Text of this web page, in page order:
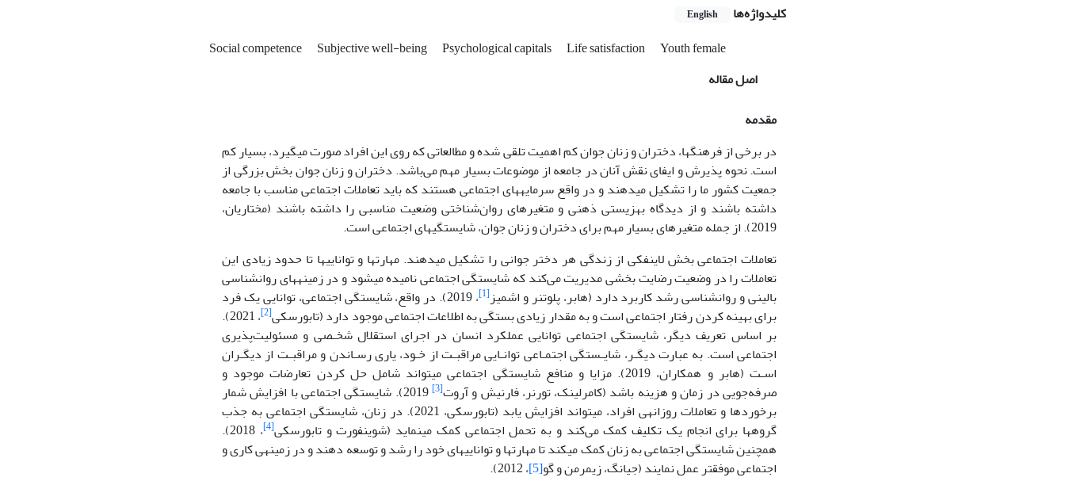
کلیدواژه‌ها English
Social competence Subjective well-being Psychological capitals Life satisfaction
Youth female
اصل مقاله
مقدمه
در برخی از فرهنگ­ها، دختران و زنان جوان کم ‌اهمیت تلقی شده و مطالعاتی که روی این افراد صورت می­گیرد، بسیار کم
است. نحوه پذیرش و ایفای نقش آنان در جامعه از موضوعات بسیار مهم می‌باشد. دختران و زنان جوان بخش بزرگی از
جمعیت کشور ما را تشکیل می­دهند و در واقع سرمایه­های اجتماعی هستند که باید تعاملات اجتماعی مناسب با جامعه
داشته باشند و از دیدگاه بهزیستی ذهنی و متغیرهای روان‌شناختی وضعیت مناسبی را داشته باشند (مختاریان،
2019). از جمله متغیرهای بسیار مهم برای دختران و زنان جوان، شایستگی­های اجتماعی است.
تعاملات اجتماعی بخش لاینفکی از زندگی هر دختر جوانی را تشکیل می­دهند. مهارت­ها و توانایی­ها تا حدود زیادی این
تعاملات را در وضعیت رضایت بخشی مدیریت می‌کند که شایستگی اجتماعی نامیده می­شود و در زمینه­های روانشناسی
بالینی و روانشناسی رشد کاربرد دارد (هابر، پلوتنر و اشمیز[1]
، 2019). در واقع، شایستگی اجتماعی، توانایی یک فرد
برای بهینه کردن رفتار اجتماعی است و به مقدار زیادی بستگی به اطلاعات اجتماعی موجود دارد (تابورسکی[2]
، 2021).
بر اساس تعریف دیگر، شایستگی اجتماعی توانایی عملکرد انسان در اجرای استقلال شخـصی و مسئولیت‌پذیری
اجتماعی است. به عبارت دیگـر، شایـستگی اجتمـاعی توانـایی مراقبـت از خـود، یاری رسـاندن و مراقبـت از دیگـران
اسـت (هابر و همکاران، 2019). مزایا و منافع شایستگی اجتماعی می­تواند شامل حل کردن تعارضات موجود و
صرفه‌جویی در زمان و هزینه باشد (کامرلینک، تورنر، فارنیش و آروت[3]
2019). شایستگی اجتماعی با افزایش شمار
برخوردها و تعاملات روزانه­ی افراد، می­تواند افزایش یابد (تابورسکی، 2021). در زنان، شایستگی اجتماعی به جذب
گروه­ها برای انجام یک تکلیف کمک می‌کند و به تحمل اجتماعی کمک می­نماید (شوینفورت و تابورسکی[4]
، 2018).
همچنین شایستگی اجتماعی به زنان کمک می­کند تا مهارت­ها و توانایی­های خود را رشد و توسعه دهند و در زمینه­ی کاری و
اجتماعی موفق­تر عمل نمایند (جیانگ، زیمرمن و گو[5] ، 2012).